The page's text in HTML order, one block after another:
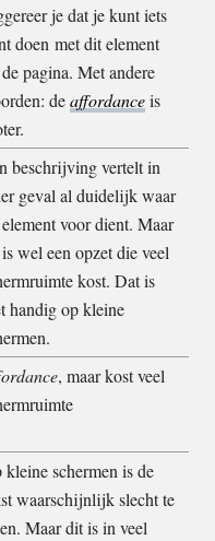
je dat je kunt iets
doen met dit element
pagina. Met andere
deaffordanceis
beschrijving vertelt in
geval al duidelijk waar
voor dient. Maar
wel een opzet die veel
kost. Dat is
handig op kleine
, maar kost veel
kleine schermen is de
waarschijnlijk slecht te
Maar dit is in veel